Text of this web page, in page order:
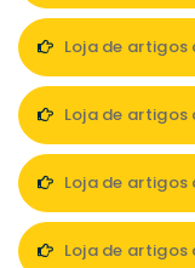
Loja de artigos
Loja de artigos
Loja de
Loja de